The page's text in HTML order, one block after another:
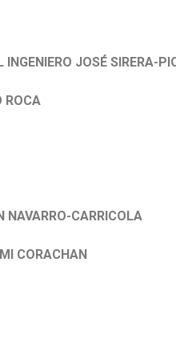
INGENIERO JOSÉ SIRERA-
ROCA
NAVARRO-CARRICOLA
CORACHAN